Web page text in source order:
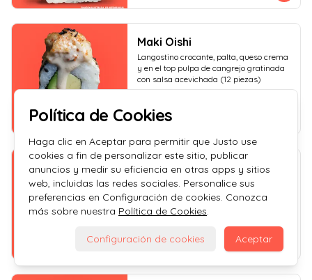
Maki Oishi
Langostino crocante, palta, queso crema
y en el top pulpa de cangrejo gratinada
con salsa acevichada (12 piezas)
S/ 28.00
Maki Oishi Plus
Langostino crocante, palta, queso crema
y en el top pulpa de cangrejo gratinada
S/ 28.00
Política de Cookies
Haga clic en Aceptar para permitir que Justo use
cookies a fin de personalizar este sitio, publicar
anuncios y medir su eficiencia en otras apps y sitios
web, incluidas las redes sociales. Personalice sus
preferencias en Configuración de cookies. Conozca
más sobre nuestra Política de Cookies.
Configuración de cookies Aceptar